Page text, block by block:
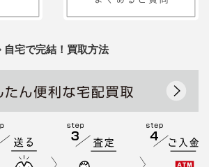
自宅で完結！買取方法